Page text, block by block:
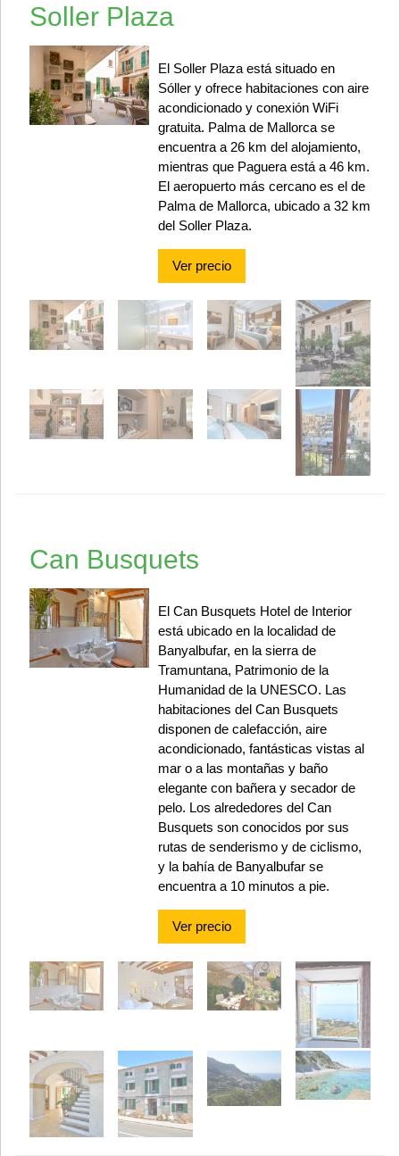
Soller Plaza
El Soller Plaza está situado en
Sóller y ofrece habitaciones con aire
acondicionado y conexión WiFi
gratuita. Palma de Mallorca se
encuentra a 26 km del alojamiento,
mientras que Paguera está a 46 km.
El aeropuerto más cercano es el de
Palma de Mallorca, ubicado a 32 km
del Soller Plaza.
Ver precio
Can Busquets
El Can Busquets Hotel de Interior
está ubicado en la localidad de
Banyalbufar, en la sierra de
Tramuntana, Patrimonio de la
Humanidad de la UNESCO. Las
habitaciones del Can Busquets
disponen de calefacción, aire
acondicionado, fantásticas vistas al
mar o a las montañas y baño
elegante con bañera y secador de
pelo. Los alrededores del Can
Busquets son conocidos por sus
rutas de senderismo y de ciclismo,
y la bahía de Banyalbufar se
encuentra a 10 minutos a pie.
Ver precio